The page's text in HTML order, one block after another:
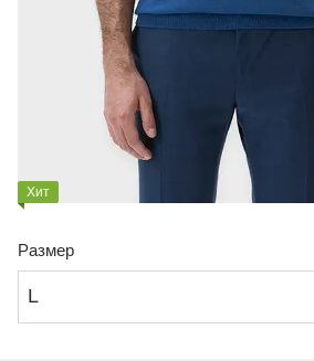
Хит
Размер
L